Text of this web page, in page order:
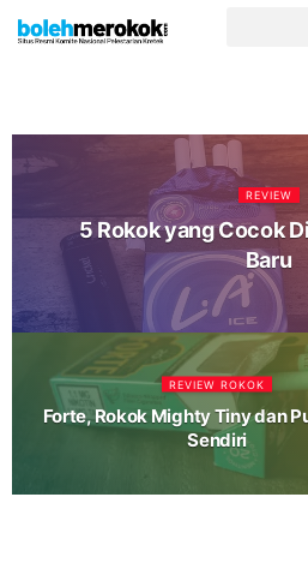
REVIEW
5 Rokok yang Cocok
Baru
REVIEW ROKOK
Forte, Rokok Mighty Tiny dan
Sendiri